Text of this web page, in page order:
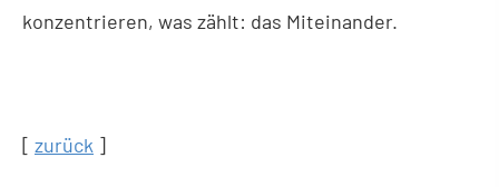
konzentrieren, was zählt: das Miteinander.
[ zurück ]